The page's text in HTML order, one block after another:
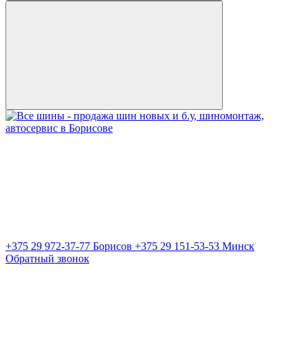
+375 29 972-37-77 Борисов +375 29 151-53-53 Минск
Обратный звонок